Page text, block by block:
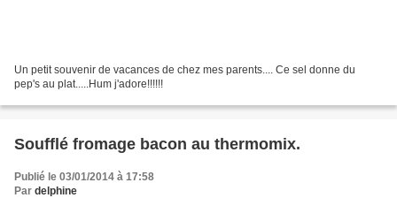
Un petit souvenir de vacances de chez mes parents.... Ce sel donne du
pep's au plat.....Hum j'adore!!!!!!
Soufflé fromage bacon au thermomix.
Publié le 03/01/2014 à 17:58
Par delphine